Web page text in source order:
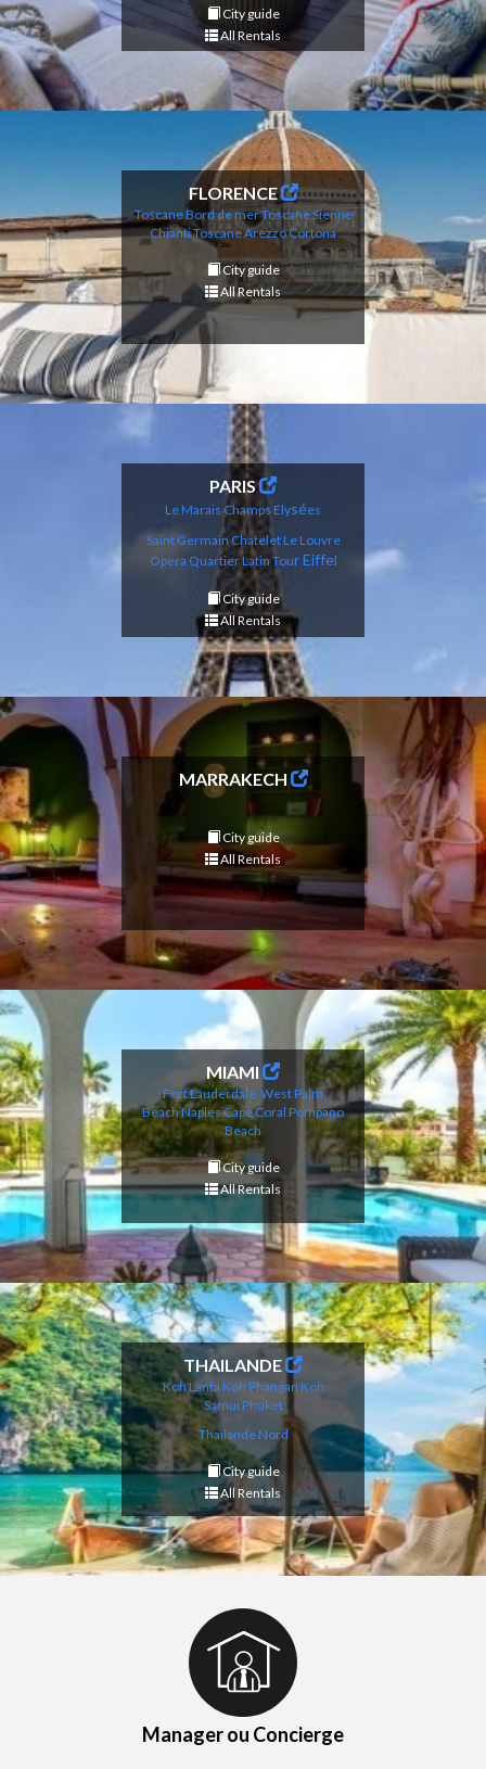
City guide
All Rentals
FLORENCE
Toscane Bord de merToscane Sienne
ChiantiToscane Arezzo Cortona
City guide
All Rentals
PARIS
Le Marais Champs Elysées
Saint Germain Chatelet Le Louvre
Opera Quartier Latin Tour Eiffel
City guide
All Rentals
MARRAKECH
City guide
All Rentals
MIAMI
Fort Lauderdale West Palm
BeachNaplesCape Coral Pompano
Beach
City guide
All Rentals
THAILANDE
Koh Lanta Koh Phangan Koh
Samui Phuket
Thailande Nord
City guide
All Rentals
Manager ou Concierge